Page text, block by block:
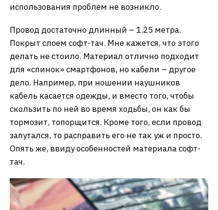
использования проблем не возникло.
Провод достаточно длинный – 1.25 метра.
Покрыт слоем софт-тач. Мне кажется, что этого
делать не стоило. Материал отлично подходит
для «спинок» смартфонов, но кабели – другое
дело. Например, при ношении наушников
кабель касается одежды, и вместо того, чтобы
скользить по ней во время ходьбы, он как бы
тормозит, топорщится. Кроме того, если провод
запутался, то расправить его не так уж и просто.
Опять же, ввиду особенностей материала софт-
тач.